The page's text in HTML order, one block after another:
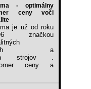
- optimálny
ceny voči
je už od roku
značkou
a
strojov .
ceny a